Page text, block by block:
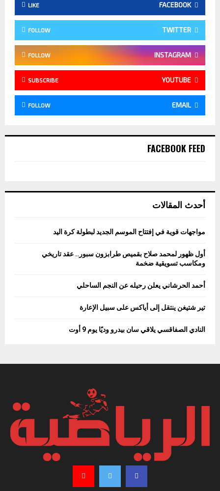
FACEBOOK
LIKE
TWITTER
FOLLOW
INSTAGRAM
FOLLOW
YOUTUBE
SUBSCRIBE
EMAIL
FOLLOW
FACEBOOK FEED
أحدث المقالات
مواجهات قوية في إفتتاح الموسم الجديد لبطولة كرة اليد
أول ظهور لمحمد صلاح بقميص طرابزون سبور.. عقد تاريخي
ومكاسب تسويقية ضخمة
أحمد الحرشاني يعلن رحيله عن النجم الساحلي
تير شتيغن ينتقل إلى أياكس على سبيل الإعارة
النادي الصفاقسي يلاقي سان بيدرو وديًا يوم 9 أوت